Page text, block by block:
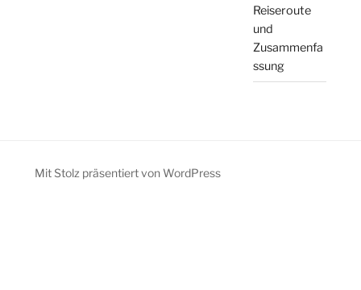
Reiseroute
und
Zusammenfa
ssung
Mit Stolz präsentiert von WordPress